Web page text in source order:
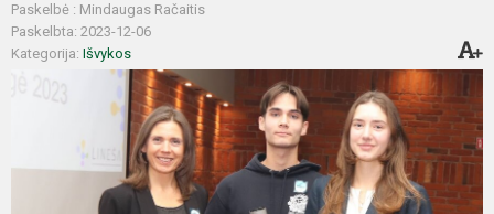
Paskelbė : Mindaugas Račaitis
Paskelbta: 2023-12-06
Kategorija: Išvykos